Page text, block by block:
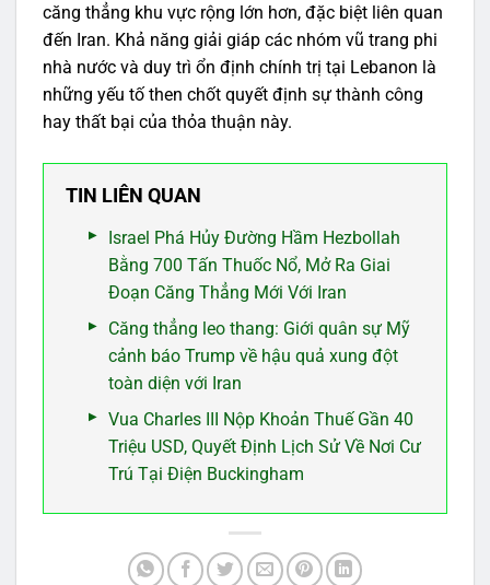
căng thẳng khu vực rộng lớn hơn, đặc biệt liên quan
đến Iran. Khả năng giải giáp các nhóm vũ trang phi
nhà nước và duy trì ổn định chính trị tại Lebanon là
những yếu tố then chốt quyết định sự thành công
hay thất bại của thỏa thuận này.
TIN LIÊN QUAN
Israel Phá Hủy Đường Hầm Hezbollah
Bằng 700 Tấn Thuốc Nổ, Mở Ra Giai
Đoạn Căng Thẳng Mới Với Iran
Căng thẳng leo thang: Giới quân sự Mỹ
cảnh báo Trump về hậu quả xung đột
toàn diện với Iran
Vua Charles III Nộp Khoản Thuế Gần 40
Triệu USD, Quyết Định Lịch Sử Về Nơi Cư
Trú Tại Điện Buckingham